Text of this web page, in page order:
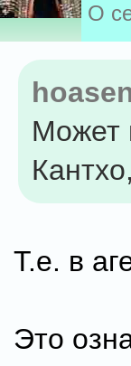
О
Может
Т.е. в
Это